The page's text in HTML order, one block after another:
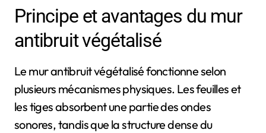
Principe et avantages du mur
antibruit végétalisé
Le mur antibruit végétalisé fonctionne selon
plusieurs mécanismes physiques. Les feuilles et
les tiges absorbent une partie des ondes
sonores, tandis que la structure dense du